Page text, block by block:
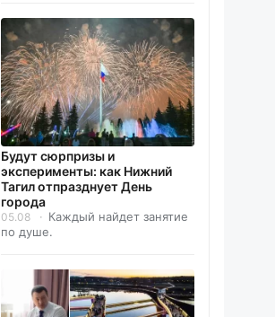
Будут сюрпризы и
эксперименты: как Нижний
Тагил отпразднует День
города
05.08
Каждый найдет занятие
по душе.